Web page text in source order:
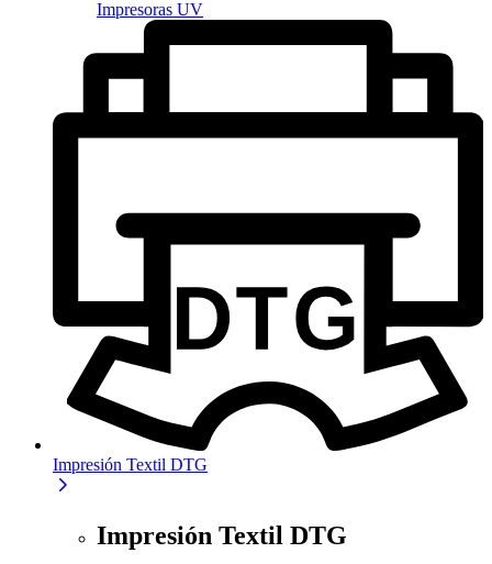
Impresoras UV
Impresión Textil DTG
Impresión Textil DTG